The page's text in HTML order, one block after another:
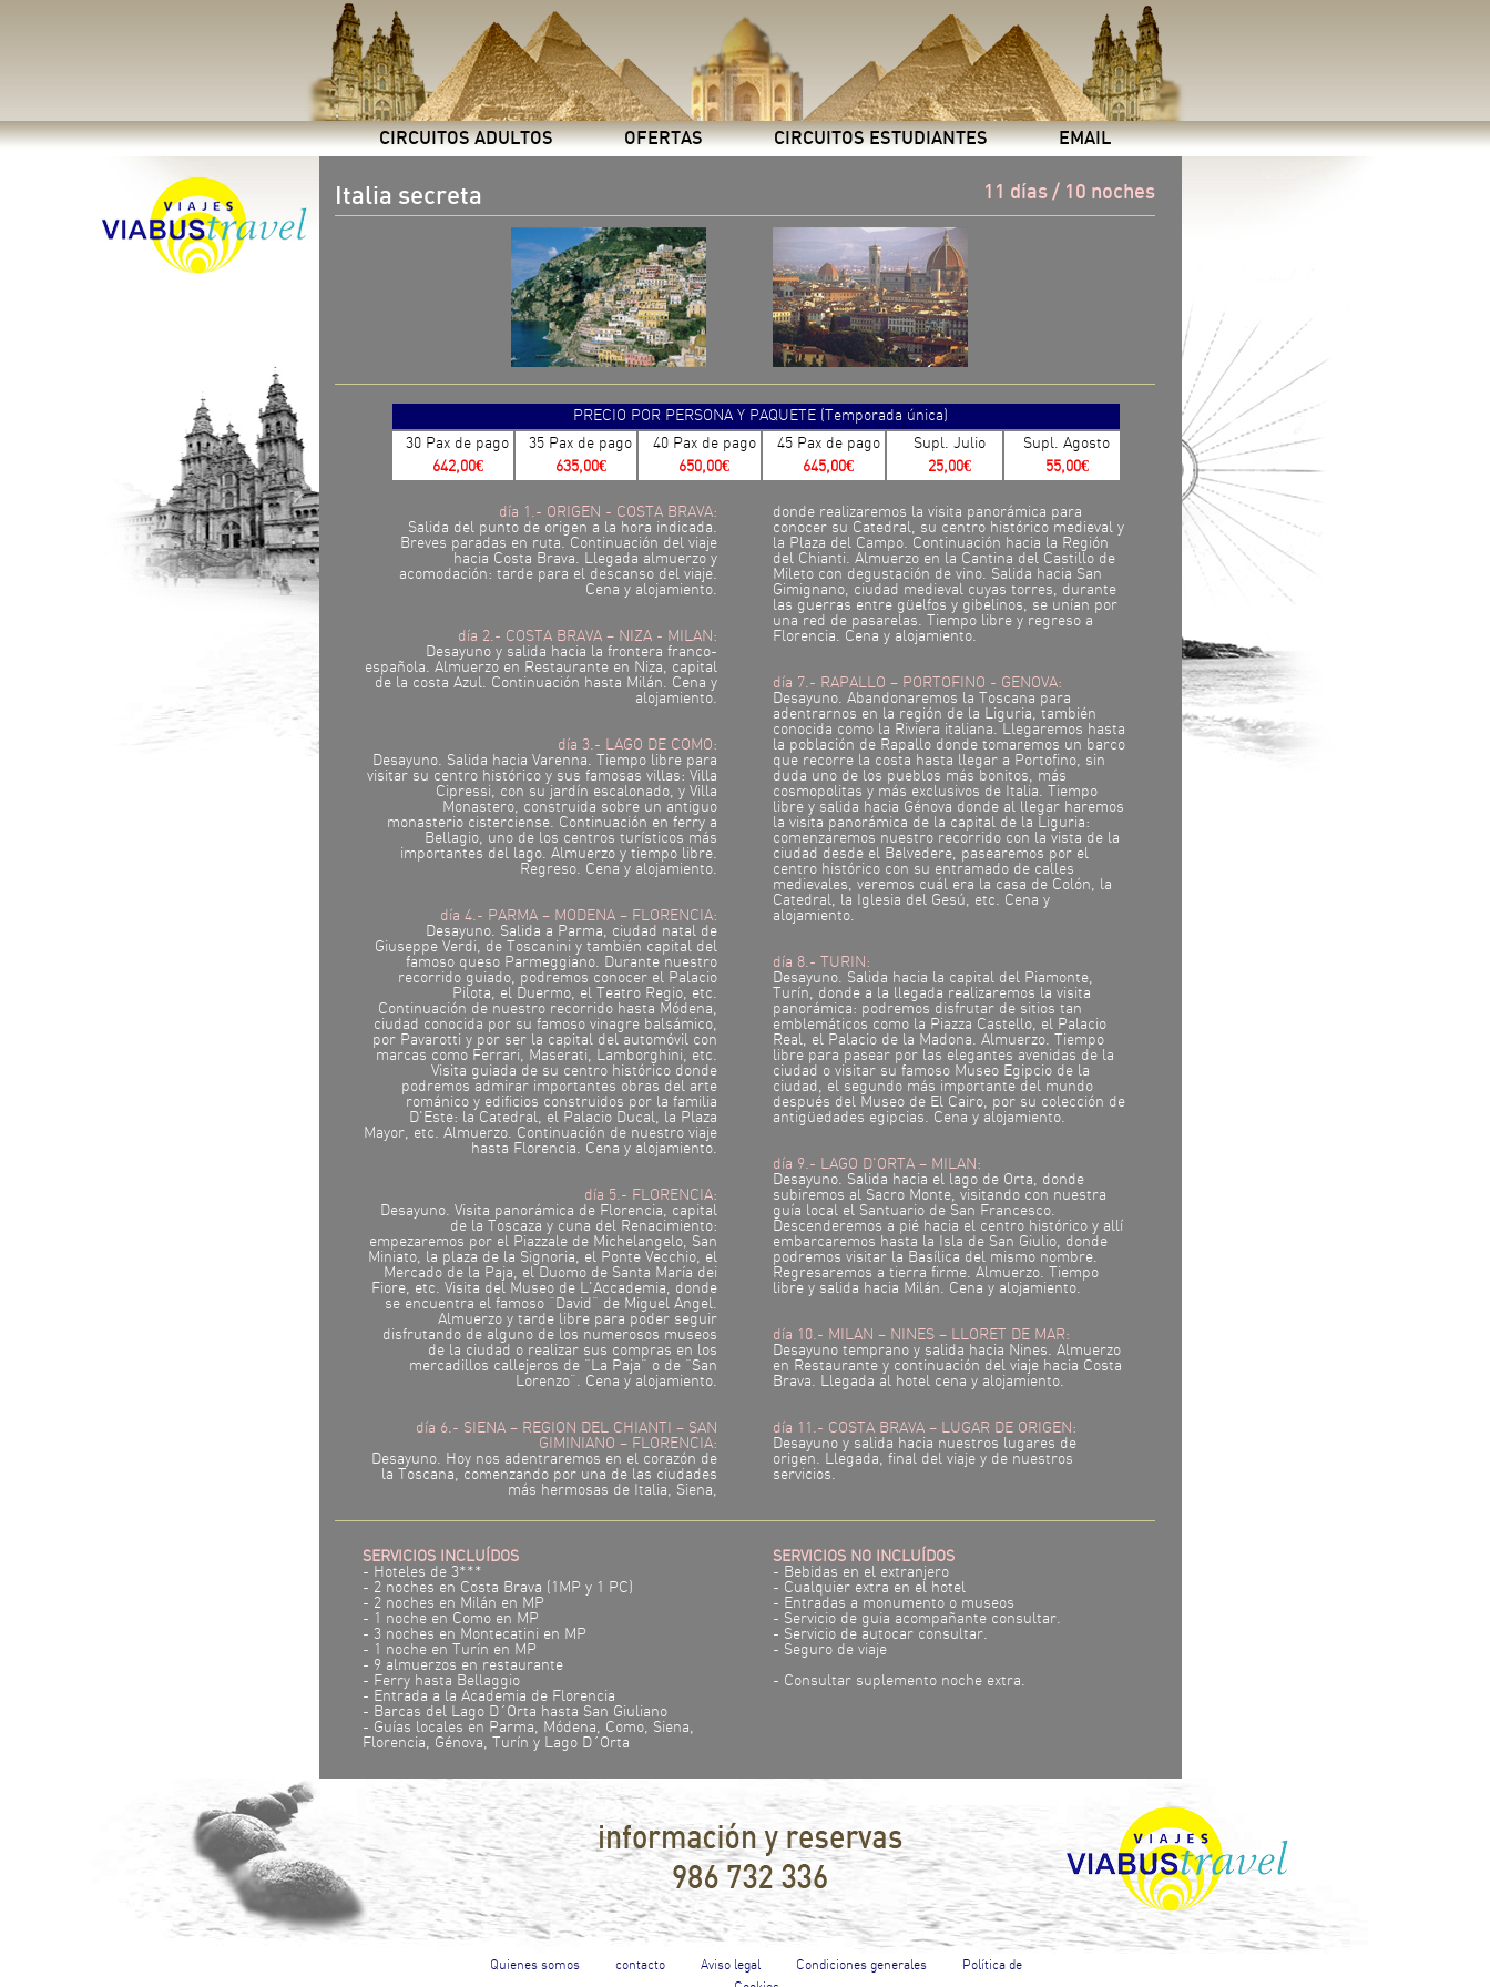
CIRCUITOS ADULTOS OFERTAS CIRCUITOS ESTUDIANTES EMAIL
Italia secreta 11 días / 10 noches
PRECIO POR PERSONA Y PAQUETE (Temporada única)
30 Pax de pago
642,00€
35 Pax de pago
635,00€
40 Pax de pago
650,00€
45 Pax de pago
645,00€
Supl. Julio
25,00€
Supl. Agosto
55,00€
día 1.- ORIGEN - COSTA BRAVA:
Salida del punto de origen a la hora indicada.
Breves paradas en ruta. Continuación del viaje
hacia Costa Brava. Llegada almuerzo y
acomodación: tarde para el descanso del viaje.
Cena y alojamiento.
día 2.- COSTA BRAVA – NIZA - MILAN:
Desayuno y salida hacia la frontera franco-
española. Almuerzo en Restaurante en Niza, capital
de la costa Azul. Continuación hasta Milán. Cena y
alojamiento.
día 3.- LAGO DE COMO:
Desayuno. Salida hacia Varenna. Tiempo libre para
visitar su centro histórico y sus famosas villas: Villa
Cipressi, con su jardín escalonado, y Villa
Monastero, construida sobre un antiguo
monasterio cisterciense. Continuación en ferry a
Bellagio, uno de los centros turísticos más
importantes del lago. Almuerzo y tiempo libre.
Regreso. Cena y alojamiento.
día 4.- PARMA – MODENA – FLORENCIA:
Desayuno. Salida a Parma, ciudad natal de
Giuseppe Verdi, de Toscanini y también capital del
famoso queso Parmeggiano. Durante nuestro
recorrido guiado, podremos conocer el Palacio
Pilota, el Duermo, el Teatro Regio, etc.
Continuación de nuestro recorrido hasta Módena,
ciudad conocida por su famoso vinagre balsámico,
por Pavarotti y por ser la capital del automóvil con
marcas como Ferrari, Maserati, Lamborghini, etc.
Visita guiada de su centro histórico donde
podremos admirar importantes obras del arte
románico y edificios construidos por la familia
D'Este: la Catedral, el Palacio Ducal, la Plaza
Mayor, etc. Almuerzo. Continuación de nuestro viaje
hasta Florencia. Cena y alojamiento.
día 5.- FLORENCIA:
Desayuno. Visita panorámica de Florencia, capital
de la Toscaza y cuna del Renacimiento:
empezaremos por el Piazzale de Michelangelo, San
Miniato, la plaza de la Signoria, el Ponte Vecchio, el
Mercado de la Paja, el Duomo de Santa María dei
Fiore, etc. Visita del Museo de L'Accademia, donde
se encuentra el famoso “David” de Miguel Angel.
Almuerzo y tarde libre para poder seguir
disfrutando de alguno de los numerosos museos
de la ciudad o realizar sus compras en los
mercadillos callejeros de “La Paja” o de “San
Lorenzo”. Cena y alojamiento.
día 6.- SIENA – REGION DEL CHIANTI – SAN
GIMINIANO – FLORENCIA:
Desayuno. Hoy nos adentraremos en el corazón de
la Toscana, comenzando por una de las ciudades
más hermosas de Italia, Siena,
donde realizaremos la visita panorámica para
conocer su Catedral, su centro histórico medieval y
la Plaza del Campo. Continuación hacia la Región
del Chianti. Almuerzo en la Cantina del Castillo de
Mileto con degustación de vino. Salida hacia San
Gimignano, ciudad medieval cuyas torres, durante
las guerras entre güelfos y gibelinos, se unían por
una red de pasarelas. Tiempo libre y regreso a
Florencia. Cena y alojamiento.
día 7.- RAPALLO – PORTOFINO - GENOVA:
Desayuno. Abandonaremos la Toscana para
adentrarnos en la región de la Liguria, también
conocida como la Riviera italiana. Llegaremos hasta
la población de Rapallo donde tomaremos un barco
que recorre la costa hasta llegar a Portofino, sin
duda uno de los pueblos más bonitos, más
cosmopolitas y más exclusivos de Italia. Tiempo
libre y salida hacia Génova donde al llegar haremos
la visita panorámica de la capital de la Liguria:
comenzaremos nuestro recorrido con la vista de la
ciudad desde el Belvedere, pasearemos por el
centro histórico con su entramado de calles
medievales, veremos cuál era la casa de Colón, la
Catedral, la Iglesia del Gesú, etc. Cena y
alojamiento.
día 8.- TURIN:
Desayuno. Salida hacia la capital del Piamonte,
Turín, donde a la llegada realizaremos la visita
panorámica: podremos disfrutar de sitios tan
emblemáticos como la Piazza Castello, el Palacio
Real, el Palacio de la Madona. Almuerzo. Tiempo
libre para pasear por las elegantes avenidas de la
ciudad o visitar su famoso Museo Egipcio de la
ciudad, el segundo más importante del mundo
después del Museo de El Cairo, por su colección de
antigüedades egipcias. Cena y alojamiento.
día 9.- LAGO D'ORTA – MILAN:
Desayuno. Salida hacia el lago de Orta, donde
subiremos al Sacro Monte, visitando con nuestra
guía local el Santuario de San Francesco.
Descenderemos a pié hacia el centro histórico y allí
embarcaremos hasta la Isla de San Giulio, donde
podremos visitar la Basílica del mismo nombre.
Regresaremos a tierra firme. Almuerzo. Tiempo
libre y salida hacia Milán. Cena y alojamiento.
día 10.- MILAN – NINES – LLORET DE MAR:
Desayuno temprano y salida hacia Nines. Almuerzo
en Restaurante y continuación del viaje hacia Costa
Brava. Llegada al hotel cena y alojamiento.
día 11.- COSTA BRAVA – LUGAR DE ORIGEN:
Desayuno y salida hacia nuestros lugares de
origen. Llegada, final del viaje y de nuestros
servicios.
SERVICIOS INCLUÍDOS
- Hoteles de 3***
- 2 noches en Costa Brava (1MP y 1 PC)
- 2 noches en Milán en MP
- 1 noche en Como en MP
- 3 noches en Montecatini en MP
- 1 noche en Turín en MP
- 9 almuerzos en restaurante
- Ferry hasta Bellaggio
- Entrada a la Academia de Florencia
- Barcas del Lago D´Orta hasta San Giuliano
- Guías locales en Parma, Módena, Como, Siena,
Florencia, Génova, Turín y Lago D´Orta
SERVICIOS NO INCLUÍDOS
- Bebidas en el extranjero
- Cualquier extra en el hotel
- Entradas a monumento o museos
- Servicio de guia acompañante consultar.
- Servicio de autocar consultar.
- Seguro de viaje
- Consultar suplemento noche extra.
Quienes somos contacto Aviso legal Condiciones generales
Política de